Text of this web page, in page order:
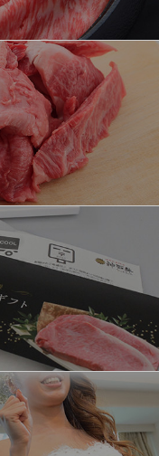
[ギフト] A5等級神戸牛
プレミアム霜降りももす
きやき 200g~1kg
神戸牛目録 選べるセッ
ト ８千円
[訳あり][家庭用] A5等級
神戸牛 フィレステーキ
[家庭用] A5等級神戸牛
シャトーブリアンステー
キ 150ｇ(1枚)
神戸牛ギフトセット 1万
5千円 焼肉（肩ロース・
プレミアムもも）650g
神戸牛カタログギフト
１万円